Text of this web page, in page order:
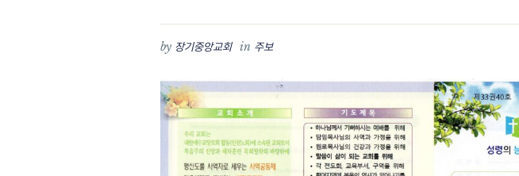
by 장기중앙교회 in 주보